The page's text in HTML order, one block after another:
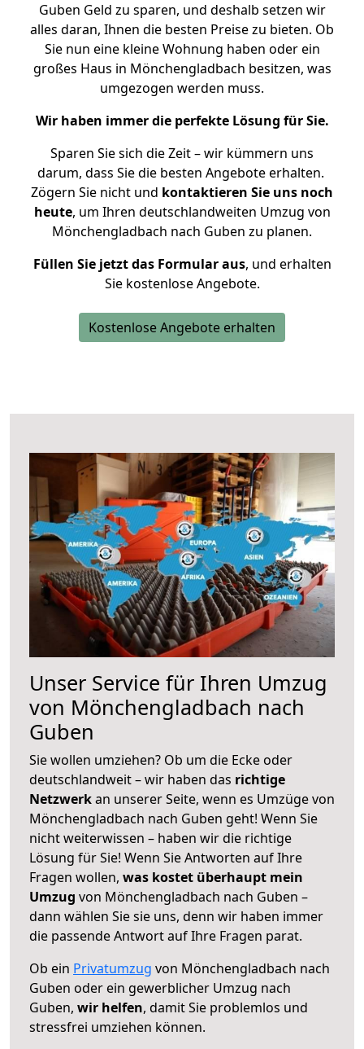
Guben Geld zu sparen, und deshalb setzen wir
alles daran, Ihnen die besten Preise zu bieten. Ob
Sie nun eine kleine Wohnung haben oder ein
großes Haus in Mönchengladbach besitzen, was
umgezogen werden muss.
Wir haben immer die perfekte Lösung für Sie.
Sparen Sie sich die Zeit – wir kümmern uns
darum, dass Sie die besten Angebote erhalten.
Zögern Sie nicht und kontaktieren Sie uns noch
heute, um Ihren deutschlandweiten Umzug von
Mönchengladbach nach Guben zu planen.
Füllen Sie jetzt das Formular aus, und erhalten
Sie kostenlose Angebote.
Kostenlose Angebote erhalten
Unser Service für Ihren Umzug
von Mönchengladbach nach
Guben
Sie wollen umziehen? Ob um die Ecke oder
deutschlandweit – wir haben das richtige
Netzwerkan unserer Seite, wenn es Umzüge von
Mönchengladbach nach Guben geht! Wenn Sie
nicht weiterwissen – haben wir die richtige
Lösung für Sie! Wenn Sie Antworten auf Ihre
Fragen wollen, was kostet überhaupt mein
Umzug von Mönchengladbach nach Guben –
dann wählen Sie sie uns, denn wir haben immer
die passende Antwort auf Ihre Fragen parat.
Ob ein Privatumzug von Mönchengladbach nach
Guben oder ein gewerblicher Umzug nach
Guben, wir helfen, damit Sie problemlos und
stressfrei umziehen können.